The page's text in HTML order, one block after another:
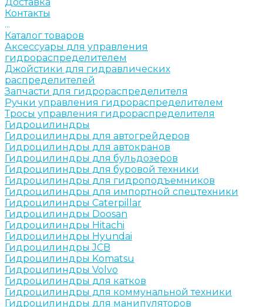
Контакты
...
Каталог товаров
Аксессуары для управления
гидрораспределителем
Джойстики для гидравлических
распределителей
Запчасти для гидрораспределителя
Ручки управления гидрораспределителем
Тросы управления гидрораспределителя
Гидроцилиндры
Гидроцилиндры для автогрейдеров
Гидроцилиндры для автокранов
Гидроцилиндры для бульдозеров
Гидроцилиндры для буровой техники
Гидроцилиндры для гидроподъемников
Гидроцилиндры для импортной спецтехники
Гидроцилиндры Caterpillar
Гидроцилиндры Doosan
Гидроцилиндры Hitachi
Гидроцилиндры Hyundai
Гидроцилиндры JCB
Гидроцилиндры Komatsu
Гидроцилиндры Volvo
Гидроцилиндры для катков
Гидроцилиндры для коммунальной техники
Гидроцилиндры для манипуляторов